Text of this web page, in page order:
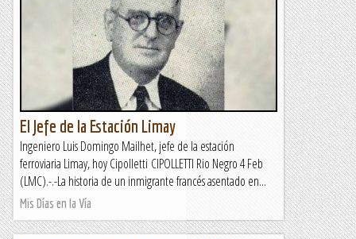
El Jefe de la Estación Limay
Ingeniero Luis Domingo Mailhet, jefe de la estación
ferroviaria Limay, hoy Cipolletti CIPOLLETTI Rio Negro 4 Feb
(LMC).-.-La historia de un inmigrante francés asentado en...
Mis Días en la Vía